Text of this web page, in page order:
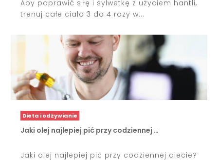
Aby poprawić siłę i sylwetkę z użyciem hantli,
trenuj całe ciało 3 do 4 razy w...
Dieta i odżywianie
Jaki olej najlepiej pić przy codziennej …
Jaki olej najlepiej pić przy codziennej diecie?